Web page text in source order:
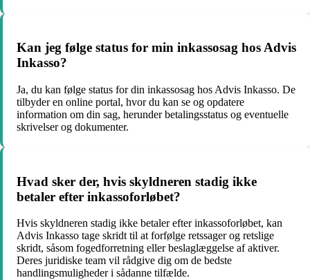
Kan jeg følge status for min inkassosag hos Advis
Inkasso?
Ja, du kan følge status for din inkassosag hos Advis Inkasso. De
tilbyder en online portal, hvor du kan se og opdatere
information om din sag, herunder betalingsstatus og eventuelle
skrivelser og dokumenter.
Hvad sker der, hvis skyldneren stadig ikke
betaler efter inkassoforløbet?
Hvis skyldneren stadig ikke betaler efter inkassoforløbet, kan
Advis Inkasso tage skridt til at forfølge retssager og retslige
skridt, såsom fogedforretning eller beslaglæggelse af aktiver.
Deres juridiske team vil rådgive dig om de bedste
handlingsmuligheder i sådanne tilfælde.